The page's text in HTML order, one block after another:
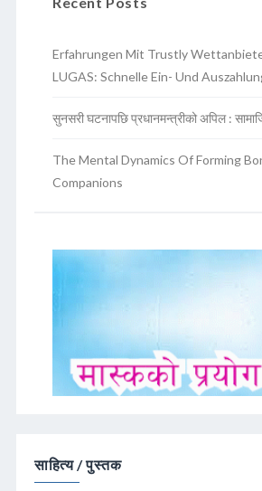
Erfahrungen Mit Trustly
LUGAS: Schnelle Ein- Und
सुनसरी घटनापछि प्रधानमन्त्रीको अपिल :
The Mental Dynamics Of Forming
Companions
साहित्य / पुस्तक